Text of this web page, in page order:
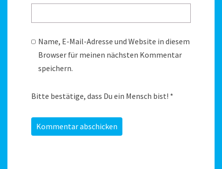
Name, E-Mail-Adresse und Website in diesem
Browser für meinen nächsten Kommentar
speichern.
Bitte bestätige, dass Du ein Mensch bist! *